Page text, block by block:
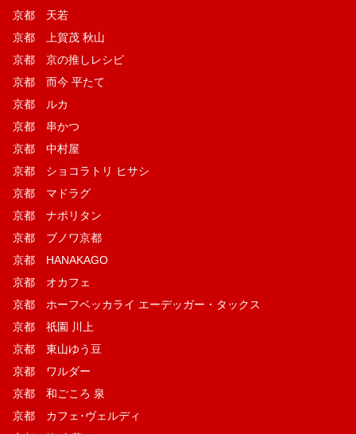
京都 天若
京都 上賀茂 秋山
京都 京の推しレシピ
京都 而今 平たて
京都 ルカ
京都 串かつ
京都 中村屋
京都 ショコラトリ ヒサシ
京都 マドラグ
京都 ナポリタン
京都 ブノワ京都
京都 HANAKAGO
京都 オカフェ
京都 ホーフベッカライ エーデッガー・タックス
京都 祇園 川上
京都 東山ゆう豆
京都 ワルダー
京都 和ごころ 泉
京都 カフェ･ヴェルディ